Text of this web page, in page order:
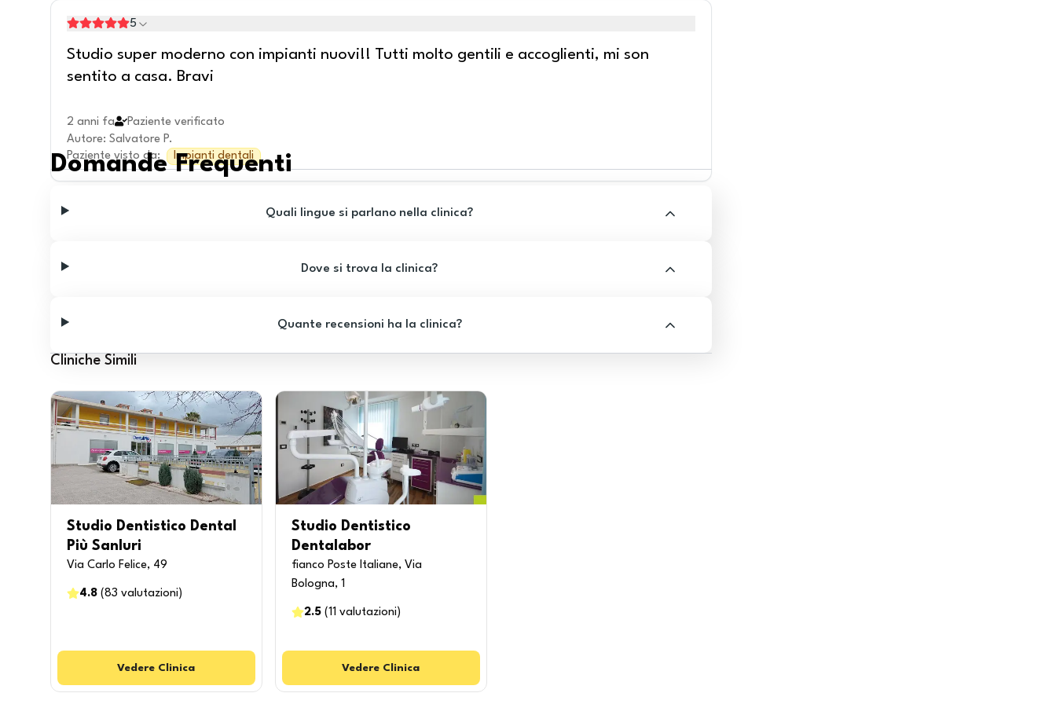
5
Studio super moderno con impianti nuovi!! Tutti molto gentili e accoglienti, mi son
sentito a casa. Bravi
2 anni fa
Paziente verificato
Autore: Salvatore P.
Paziente visto da: Impianti dentali
Domande Frequenti
Quali lingue si parlano nella clinica?
Dove si trova la clinica?
Quante recensioni ha la clinica?
Cliniche Simili
Studio Dentistico Dental
Più Sanluri
Via Carlo Felice, 49
4.8 (83 valutazioni )
Vedere Clinica
Studio Dentistico
Dentalabor
fianco Poste Italiane, Via
Bologna, 1
2.5(11 valutazioni )
Vedere Clinica